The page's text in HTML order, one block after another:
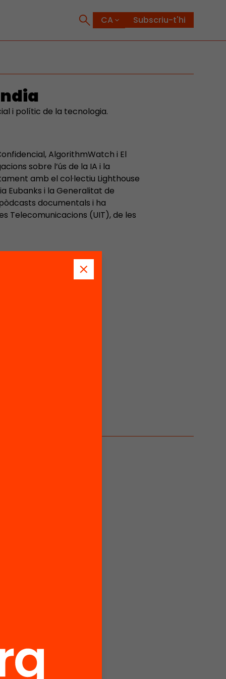
Subscriu-t'hi
i polític de la tecnologia.
AlgorithmWatch i El
sobre l’ús de la IA i la
amb el col·lectiu Lighthouse
Eubanks i la Generalitat de
documentals i ha
Telecomunicacions (UIT), de les